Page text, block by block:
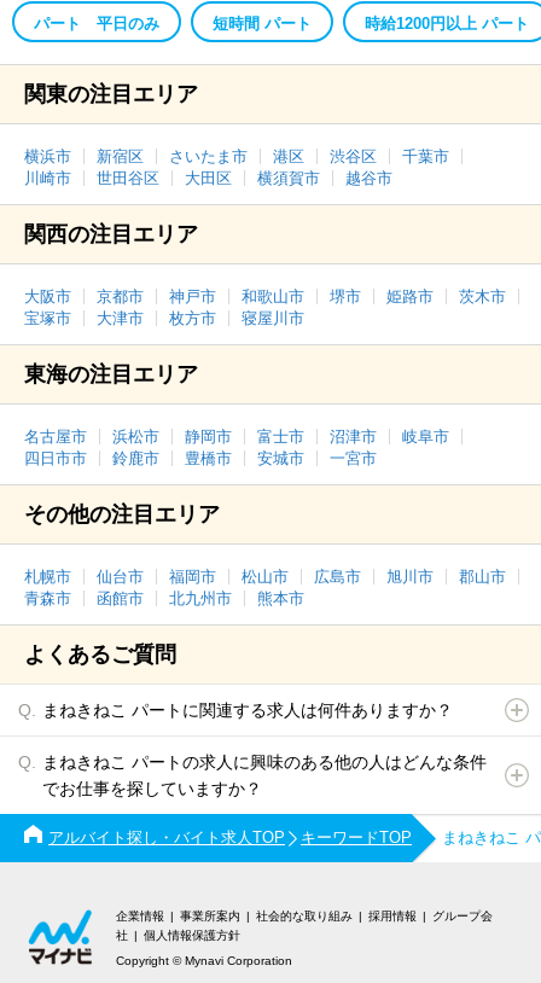
パート 平日のみ 短時間 パート 時給1200円以上 パート
関東の注目エリア
横浜市 新宿区 さいたま市 港区 渋谷区
千葉市
川崎市
世田谷区 大田区 横須賀市 越谷市
関西の注目エリア
大阪市 京都市 神戸市 和歌山市 堺市 姫路市
茨木市
宝塚市
大津市 枚方市 寝屋川市
東海の注目エリア
名古屋市 浜松市 静岡市 富士市 沼津市
岐阜市
四日市市
鈴鹿市 豊橋市 安城市 一宮市
その他の注目エリア
札幌市 仙台市 福岡市 松山市 広島市 旭川市
郡山市
青森市
函館市 北九州市 熊本市
よくあるご質問
まねきねこ パートに関連する求人は何件ありますか？
まねきねこ パートの求人に興味のある他の人はどんな条件
でお仕事を探していますか？
アルバイト探し・バイト求人TOP キーワードTOP まねきねこ
企業情報 事業所案内 社会的な取り組み 採用情報
グループ会
社
個人情報保護方針
Copyright © Mynavi Corporation